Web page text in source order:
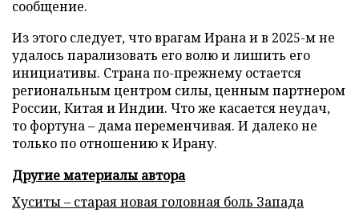
сообщение.
Из этого следует, что врагам Ирана и в 2025-м не
удалось парализовать его волю и лишить его
инициативы. Страна по-прежнему остается
региональным центром силы, ценным партнером
России, Китая и Индии. Что же касается неудач,
то фортуна – дама переменчивая. И далеко не
только по отношению к Ирану.
Другие материалы автора
Хуситы – старая новая головная боль Запада